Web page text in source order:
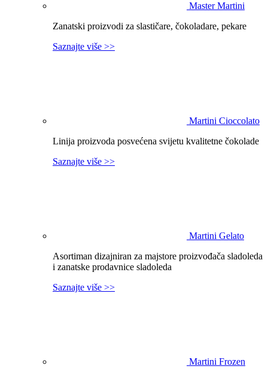
Master Martini
Zanatski proizvodi za slastičare, čokoladare, pekare
Saznajte više >>
Martini Cioccolato
Linija proizvoda posvećena svijetu kvalitetne čokolade
Saznajte više >>
Martini Gelato
Asortiman dizajniran za majstore proizvođača sladoleda
i zanatske prodavnice sladoleda
Saznajte više >>
Martini Frozen